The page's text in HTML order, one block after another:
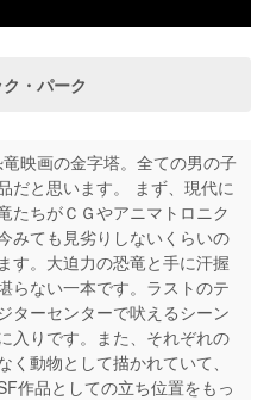
・パーク
映画の金字塔。全ての男の子
だと思います。 まず、現代に
たちがＣＧやアニマトロニク
みても見劣りしないくらいの
す。大迫力の恐竜と手に汗握
らない一本です。ラストのテ
ターセンターで吠えるシーン
入りです。また、それぞれの
く動物として描かれていて、
作品としての立ち位置をもっ